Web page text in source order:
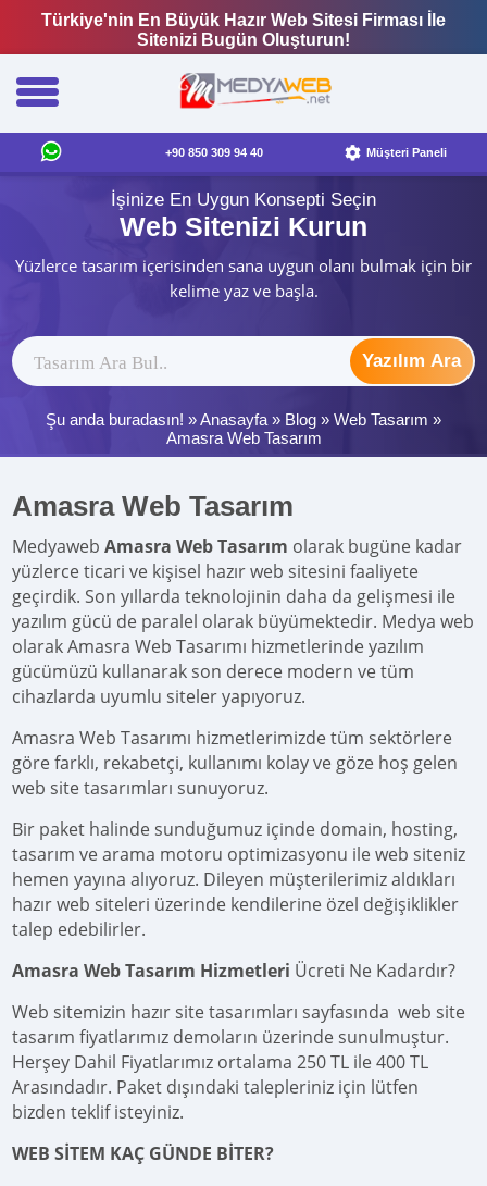
Türkiye'nin En Büyük Hazır Web Sitesi Firması İle
Sitenizi Bugün Oluşturun!
+90 850 309 94 40 Müşteri Paneli
İşinize En Uygun Konsepti Seçin
Web Sitenizi Kurun
Yüzlerce tasarım içerisinden sana uygun olanı bulmak için bir
kelime yaz ve başla.
Yazılım Ara
Şu anda buradasın! »Anasayfa » Blog » Web Tasarım »
Amasra Web Tasarım
Amasra Web Tasarım
MedyawebAmasra Web Tasarım olarak bugüne kadar
yüzlerce ticari ve kişisel hazır web sitesini faaliyete
geçirdik. Son yıllarda teknolojinin daha da gelişmesi ile
yazılım gücü de paralel olarak büyümektedir. Medya web
olarak Amasra Web Tasarımı hizmetlerinde yazılım
gücümüzü kullanarak son derece modern ve tüm
cihazlarda uyumlu siteler yapıyoruz.
Amasra Web Tasarımı hizmetlerimizde tüm sektörlere
göre farklı, rekabetçi, kullanımı kolay ve göze hoş gelen
web site tasarımları sunuyoruz.
Bir paket halinde sunduğumuz içinde domain, hosting,
tasarım ve arama motoru optimizasyonu ile web siteniz
hemen yayına alıyoruz. Dileyen müşterilerimiz aldıkları
hazır web siteleri üzerinde kendilerine özel değişiklikler
talep edebilirler.
Amasra Web Tasarım Hizmetleri Ücreti Ne Kadardır?
Web sitemizin hazır site tasarımları sayfasında web site
tasarım fiyatlarımız demoların üzerinde sunulmuştur.
Herşey Dahil Fiyatlarımız ortalama 250 TL ile 400 TL
Arasındadır. Paket dışındaki talepleriniz için lütfen
bizden teklif isteyiniz.
WEB SİTEM KAÇ GÜNDE BİTER?